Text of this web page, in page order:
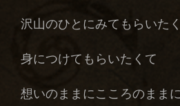
沢山のひとにみてもらいた
身につけてもらいたくて
想いのままにこころのまま